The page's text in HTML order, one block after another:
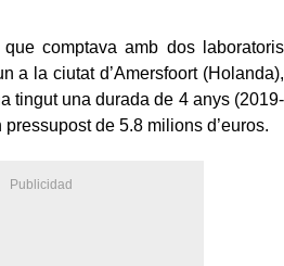
comptava amb dos laboratoris
a la ciutat d’Amersfoort (Holanda),
tingut una durada de 4 anys (2019-
de 5.8 milions d’euros.